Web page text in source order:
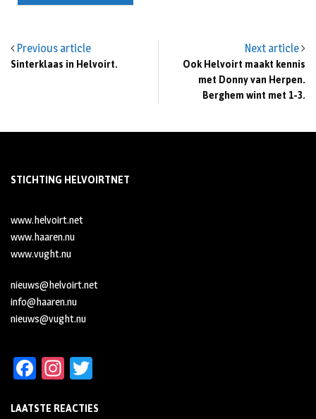
Previous article
Sinterklaas in Helvoirt.
Next article
Ook Helvoirt maakt kennis
met Donny van Herpen.
Berghem wint met 1-3.
STICHTING HELVOIRTNET
www.helvoirt.net
www.haaren.nu
www.vught.nu
nieuws@helvoirt.net
info@haaren.nu
nieuws@vught.nu
Fa
b
In
ag tt
LAATSTE REACTIES